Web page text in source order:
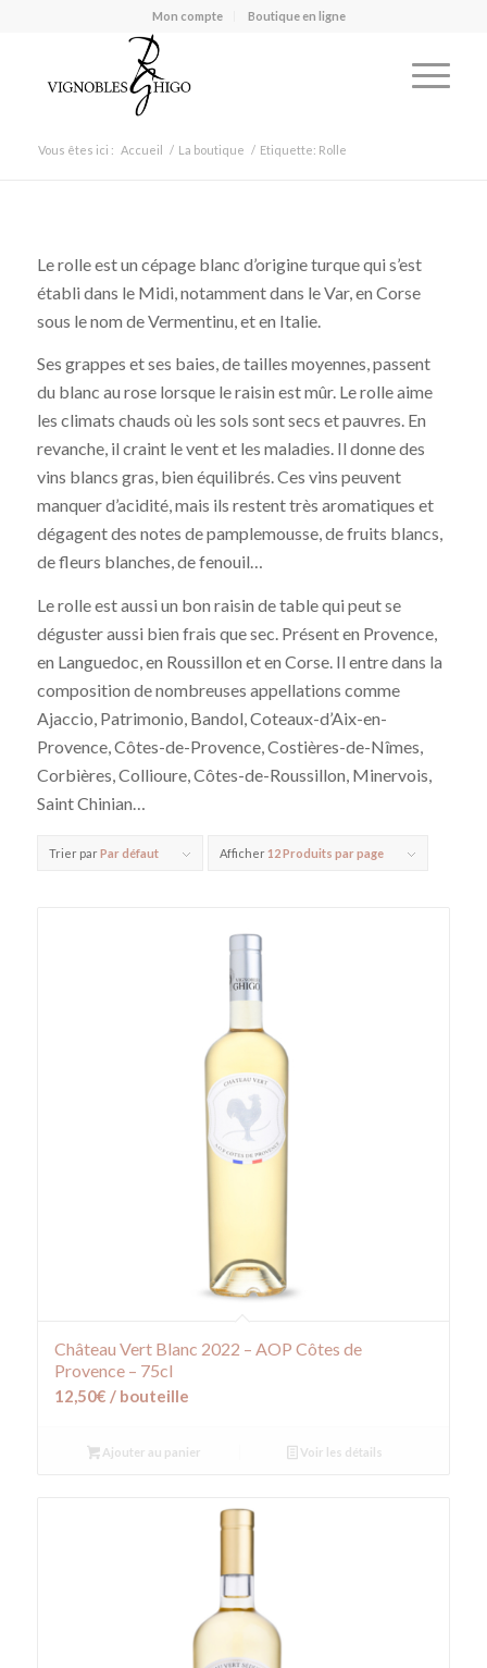
Mon compte Boutique en ligne
Vous êtes ici : Accueil / La boutique / Etiquette: Rolle
Le rolle est un cépage blanc d’origine turque qui s’est
établi dans le Midi, notamment dans le Var, en Corse
sous le nom de Vermentinu, et en Italie.
Ses grappes et ses baies, de tailles moyennes, passent
du blanc au rose lorsque le raisin est mûr. Le rolle aime
les climats chauds où les sols sont secs et pauvres. En
revanche, il craint le vent et les maladies. Il donne des
vins blancs gras, bien équilibrés. Ces vins peuvent
manquer d’acidité, mais ils restent très aromatiques et
dégagent des notes de pamplemousse, de fruits blancs,
de fleurs blanches, de fenouil…
Le rolle est aussi un bon raisin de table qui peut se
déguster aussi bien frais que sec. Présent en Provence,
en Languedoc, en Roussillon et en Corse. Il entre dans la
composition de nombreuses appellations comme
Ajaccio, Patrimonio, Bandol, Coteaux-d’Aix-en-
Provence, Côtes-de-Provence, Costières-de-Nîmes,
Corbières, Collioure, Côtes-de-Roussillon, Minervois,
Saint Chinian…
Trier parPar défaut Afficher12 Produits par page
Château Vert Blanc 2022 – AOP Côtes de
Provence – 75cl
12,50€ / bouteille
Ajouter au panier Voir les détails